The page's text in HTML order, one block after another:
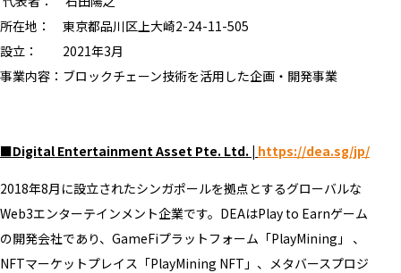
所在地： 東京都品川区上大崎2-24-11-505
設立： 2021年3月
事業内容： ブロックチェーン技術を活用した企画・開発事業
■Digital Entertainment Asset Pte. Ltd. | https://dea.sg/jp/
2018年8月に設立されたシンガポールを拠点とするグローバルな
Web3エンターテインメント企業です。DEAはPlay to Earnゲーム
の開発会社であり、GameFiプラットフォーム「PlayMining」 、
NFTマーケットプレイス「PlayMining NFT」、メタバースプロジ